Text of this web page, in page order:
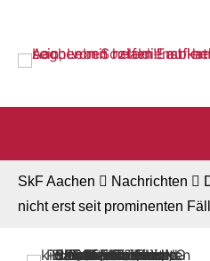
Startseite
Zum Inhalt
SkF Aachen Nachrichten
nicht erst seit prominenten